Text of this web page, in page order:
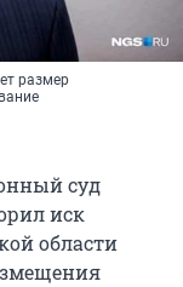
размер
суд
иск
области